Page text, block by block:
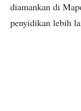
diamankan di
penyidikan lebih